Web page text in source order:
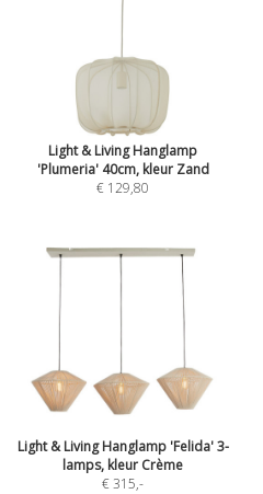
Light & Living Hanglamp
'Plumeria' 40cm, kleur Zand
€ 129,80
Light & Living Hanglamp 'Felida' 3-
lamps, kleur Crème
€ 315,-